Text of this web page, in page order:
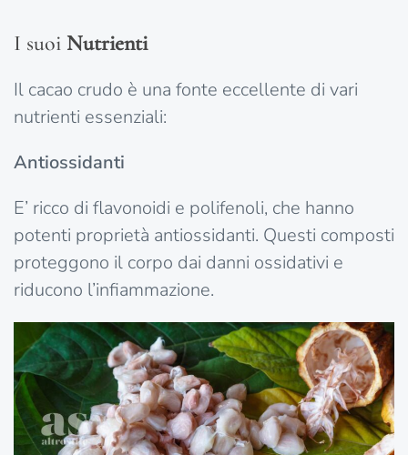
I suoi Nutrienti
Il cacao crudo è una fonte eccellente di vari
nutrienti essenziali:
Antiossidanti
E’ ricco di flavonoidi e polifenoli, che hanno
potenti proprietà antiossidanti. Questi composti
proteggono il corpo dai danni ossidativi e
riducono l’infiammazione.